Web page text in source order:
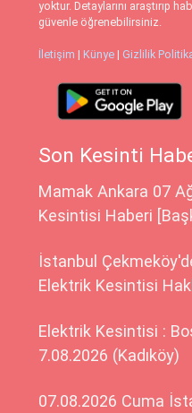
yoktur. Detaylarını araştırıp
güvenle öğrenebilirsiniz.
İletişim | Künye | Gizlilik
Son Kesinti
Mamak Ankara 07
Kesintisi Haberi
İstanbul
Elektrik Kesintisi
Elektrik Kesintisi :
7.08.2026 (Kadıköy)
07.08.2026 Cuma